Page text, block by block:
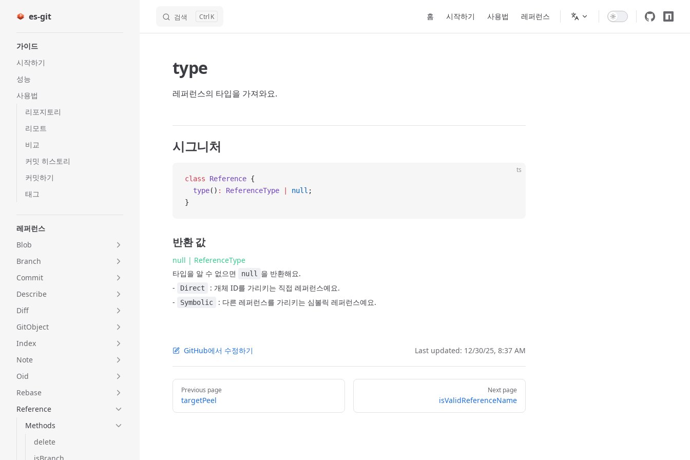
Skip to content
es-git 검색 K 홈 시작하기 사용법 레퍼런스
가이드
시작하기
성능
사용법
리포지토리
리모트
비교
커밋 히스토리
커밋하기
태그
레퍼런스
Blob
Branch
Commit
Describe
Diff
GitObject
Index
Note
Oid
Rebase
Reference
Methods
delete
type
레퍼런스의 타입을 가져와요.
시그니처
ts
class Reference {
  type
() : ReferenceType null ;
}
반환 값
null | ReferenceType
타입을 알 수 없으면
null
을 반환해요.
-
Direct
: 개체 ID를 가리키는 직접 레퍼런스예요.
-
Symbolic : 다른 레퍼런스를 가리키는 심볼릭 레퍼런스예요.
GitHub에서 수정하기 Last updated: 12/30/25, 8:37 AM
Pager
Previous page
targetPeel
Next page
isValidReferenceName